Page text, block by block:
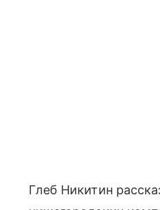
Глеб Никитин